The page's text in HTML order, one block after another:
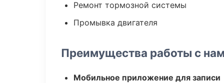
Ремонт тормозной системы
Промывка двигателя
Преимущества работы с
Мобильное приложение для записи